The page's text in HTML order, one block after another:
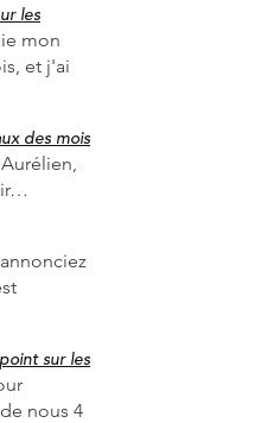
les
mon
et j'ai
des mois
sur les
nous 4